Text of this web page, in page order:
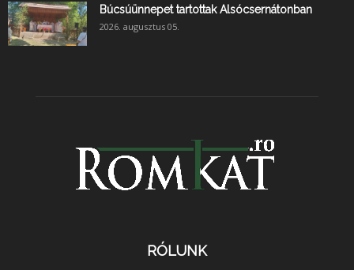
Búcsúünnepet tartottak Alsócsernátonban
2026. augusztus 05.
RÓLUNK